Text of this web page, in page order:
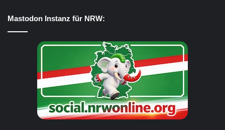
Mastodon Instanz für NRW: